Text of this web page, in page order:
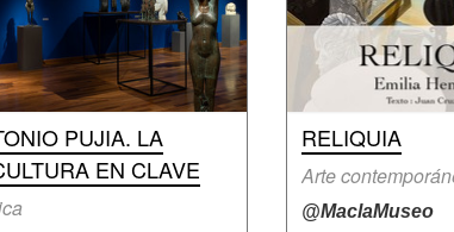
PUJIA. LA
EN CLAVE
RELIQUIA
Arte
@MaclaMuseo